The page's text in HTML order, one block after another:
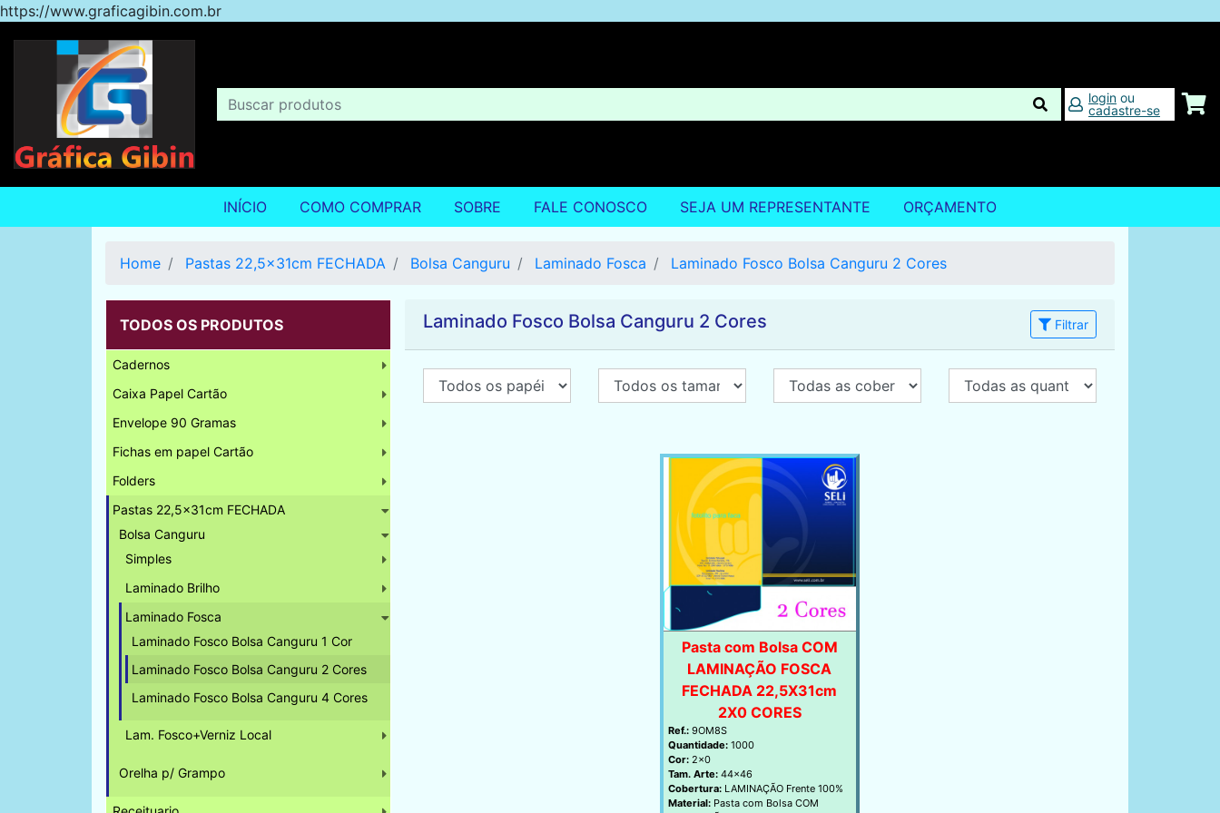
https://www.graficagibin.com.br
login ou
cadastre-se
INÍCIO COMO COMPRAR SOBRE FALE CONOSCO SEJA UM REPRESENTANTE ORÇAMENTO
Home Pastas 22,5x31cm FECHADA Bolsa Canguru Laminado Fosca Laminado Fosco Bolsa Canguru 2 Cores
TODOS OS PRODUTOS
Cadernos
Caixa Papel Cartão
Envelope 90 Gramas
Fichas em papel Cartão
Folders
Pastas 22,5x31cm FECHADA
Bolsa Canguru
Simples
Laminado Brilho
Laminado Fosca
Laminado Fosco Bolsa Canguru 1 Cor
Laminado Fosco Bolsa Canguru 2 Cores
Laminado Fosco Bolsa Canguru 4 Cores
Lam. Fosco+Verniz Local
Orelha p/ Grampo
Laminado Fosco Bolsa Canguru 2 Cores Filtrar
Pasta com Bolsa COM
LAMINAÇÃO FOSCA
FECHADA 22,5X31cm
2X0 CORES
Ref.:9OM8S
Quantidade: 1000
Cor: 2x0
Tam. Arte:44x46
Cobertura:LAMINAÇÃO Frente 100%
Material:Pasta com Bolsa COM